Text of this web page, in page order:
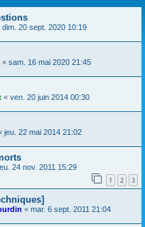
dim. 20 sept. 2020 10:19
« sam. 16 mai 2020 21:45
« ven. 20 juin 2014 00:30
jeu. 22 mai 2014 21:02
24 nov. 2011 15:29
1 2 3
« mar. 6 sept. 2011 21:04